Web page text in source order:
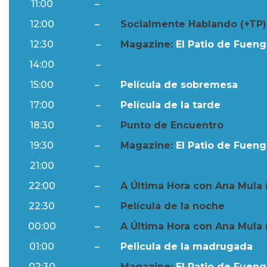
11:00
–
12:00
–
Socialmente Hablando (+TP)
12:30
– Magazine: El Patio de
14:00
–
15:00
–
Película de sobremesa
17:00
–
Película de la tarde
18:30
–
Punto de Encuentro
19:30
– Magazine: El Patio de
21:00
–
22:00
–
A Última Hora con Ana Mula
22:30
–
Película de la noche
00:00
–
A Última Hora con Ana Mula
01:00
–
Pelicula de la madrugada